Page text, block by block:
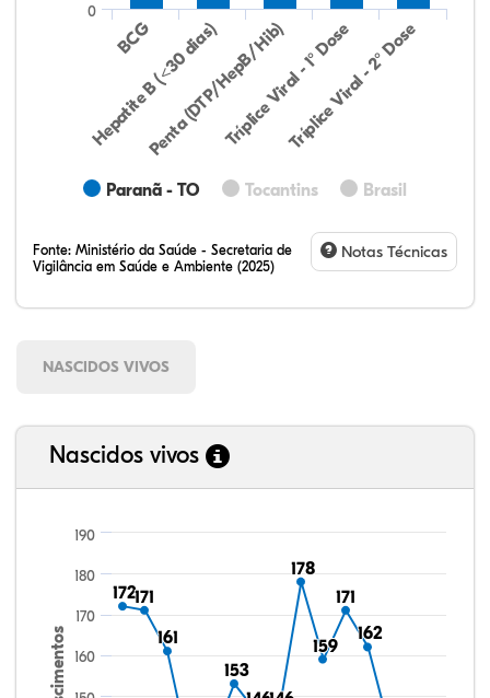
Paranã - TO Tocantins Brasil
BCG
Hepatite B (<30 dias)
Penta (DTP/HepB/Hib)Tríplice Viral - 1° Dose
Tríplice Viral - 2° Dose
0
Fonte: Ministério da Saúde - Secretaria de
Vigilância em Saúde e Ambiente (2025)
Notas Técnicas
NASCIDOS VIVOS
Nascidos vivos
Nascimentos
172
172171
171
161
161
153
153
178
178
159
159
171
171
162
162
160
170
180
190